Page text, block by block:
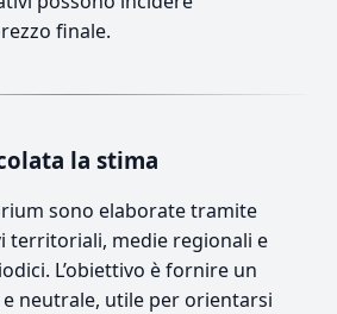
finale.
la stima
sono elaborate tramite
territoriali, medie regionali e
L’obiettivo è fornire un
neutrale, utile per orientarsi